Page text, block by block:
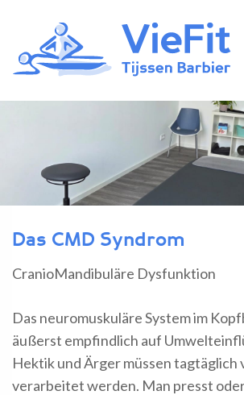
Das CMD Syndrom
CranioMandibuläre Dysfunktion
Das neuromuskuläre System im
äußerst empfindlich auf
Hektik und Ärger müssen tagtäglich
verarbeitet werden. Man presst